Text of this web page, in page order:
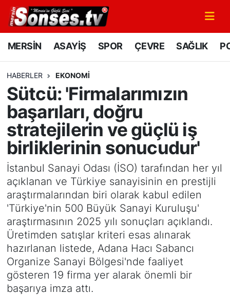
MERSİN ASAYİŞ SPOR ÇEVRE SAĞLIK
HABERLER EKONOMİ
Sütcü: 'Firmalarımızın
başarıları, doğru
stratejilerin ve güçlü iş
birliklerinin sonucudur'
İstanbul Sanayi Odası (İSO) tarafından her yıl
açıklanan ve Türkiye sanayisinin en prestijli
araştırmalarından biri olarak kabul edilen
'Türkiye'nin 500 Büyük Sanayi Kuruluşu'
araştırmasının 2025 yılı sonuçları açıklandı.
Üretimden satışlar kriteri esas alınarak
hazırlanan listede, Adana Hacı Sabancı
Organize Sanayi Bölgesi'nde faaliyet
gösteren 19 firma yer alarak önemli bir
başarıya imza attı.
MERSİN
SPOR
GÜNÜN MANŞETİ
DÜNYA
KÜLTÜR - SANAT
MAGAZİN
SAĞLIK
Siyaset
YEREL HABER
Mersin Nöbetçi Eczaneler
Mersin Namaz Vakitleri
Mersin Trafik Yoğunluk Haritası
Süper Lig Puan Durumu ve Fikstür
Tüm Manşetler
Son Dakika Haberleri
Haber Arşivi